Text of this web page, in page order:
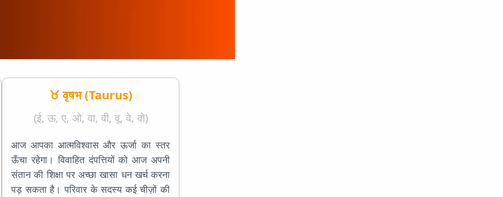
♉ वृषभ (Taurus)
(ई, ऊ, ए, ओ, वा, वी, वू, वे, वो)
आज आपका आत्मविश्वास और ऊर्जा का स्तर
ऊँचा रहेगा। विवाहित दंपत्तियों को आज अपनी
संतान की शिक्षा पर अच्छा खासा धन खर्च करना
पड़ सकता है। परिवार के सदस्य कई चीज़ों की